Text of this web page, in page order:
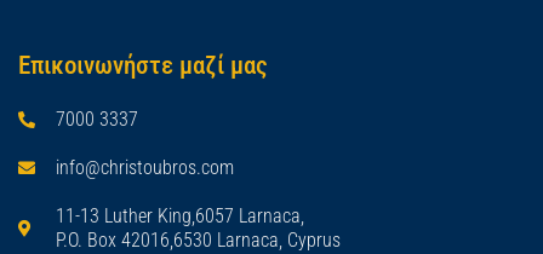
Επικοινωνήστε μαζί μας
7000 3337
info@christoubros.com
11-13 Luther King,6057 Larnaca,
P.O. Box 42016,6530 Larnaca, Cyprus